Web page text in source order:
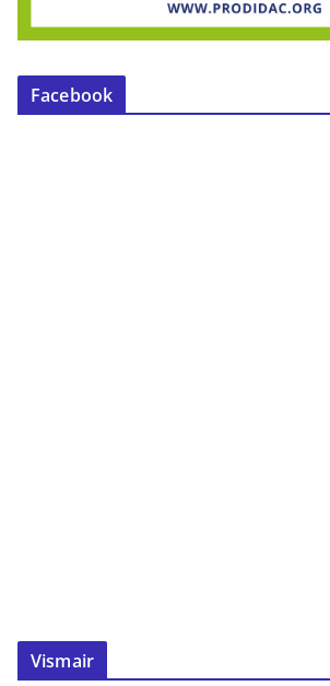
Facebook
Vismair